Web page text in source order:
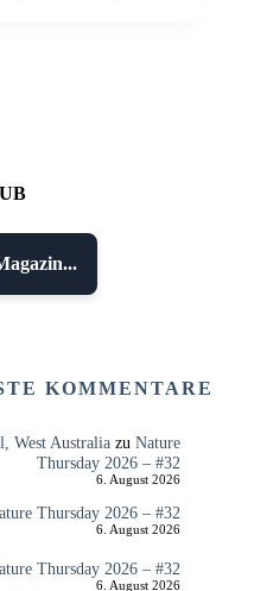
KOMMENTARE
West Australiazu Nature
Thursday 2026 – #32
6. August 2026
Thursday 2026 – #32
6. August 2026
Thursday 2026 – #32
6. August 2026